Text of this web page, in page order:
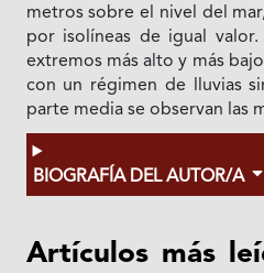
metros sobre el nivel del
por isolíneas de igual
extremos más alto y más
con un régimen de lluvias
parte media se observan las
BIOGRAFÍA DEL AUTOR/A
Artículos más